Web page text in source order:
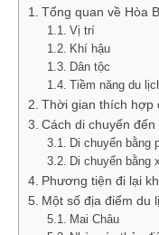
Tổng quan về Hòa
Vị trí
Khí hậu
Dân tộc
Tiềm năng du
Thời gian thích hợp
Cách di chuyển
Di chuyển bằng
Di chuyển bằng
Phương tiện đi lại
Một số địa điểm du
Mai Châu